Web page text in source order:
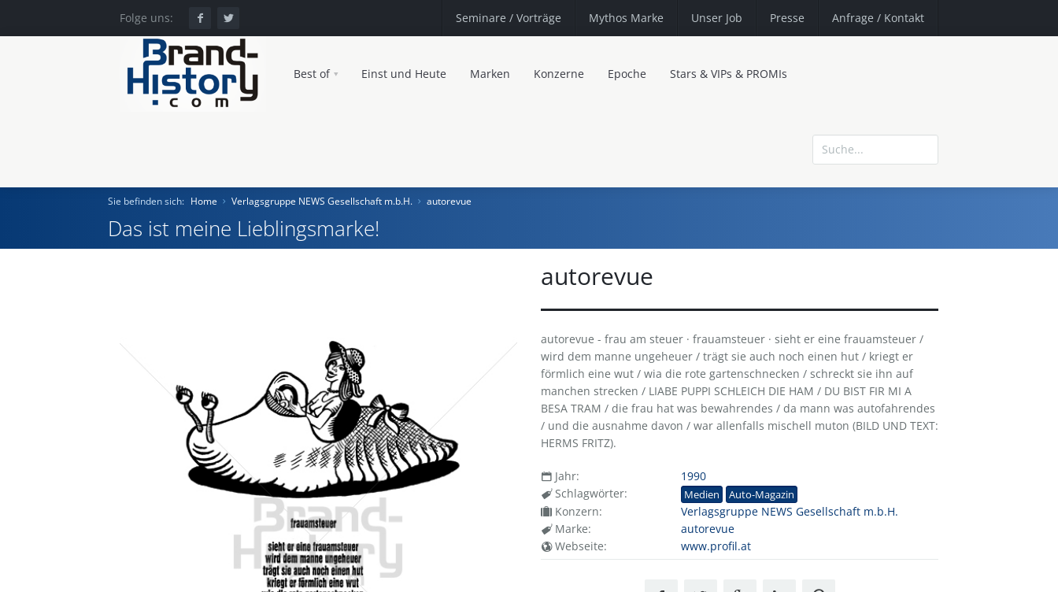
Folge uns: Seminare / Vorträge Mythos Marke Unser Job Presse Anfrage / Kontakt
Best of Einst und Heute Marken Konzerne Epoche Stars & VIPs & PROMIs
Konzerne
Sie befinden sich: Home Verlagsgruppe NEWS Gesellschaft m.b.H. autorevue
Das ist meine Lieblingsmarke!
autorevue
autorevue - frau am steuer · frauamsteuer · sieht er eine frauamsteuer /
wird dem manne ungeheuer / trägt sie auch noch einen hut / kriegt er
förmlich eine wut / wia die rote gartenschnecken / schreckt sie ihn auf
manchen strecken / LIABE PUPPI SCHLEICH DIE HAM / DU BIST FIR MI A
BESA TRAM / die frau hat was bewahrendes / da mann was autofahrendes
/ und die ausnahme davon / war allenfalls mischell muton (BILD UND TEXT:
HERMS FRITZ).
Jahr:
1990
Schlagwörter:
Medien Auto-Magazin
Konzern:
Verlagsgruppe NEWS Gesellschaft m.b.H.
Marke:
autorevue
Webseite:
www.profil.at